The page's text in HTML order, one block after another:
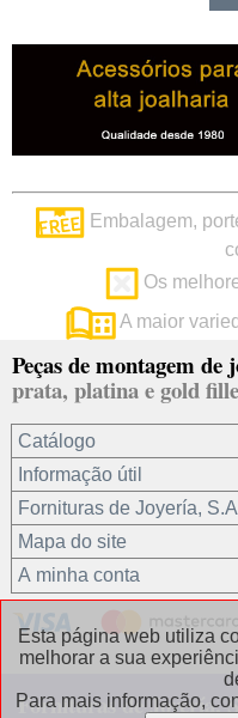
Embalagem,
Os
A maior
Peças de montagem de
prata, platina e gold
Catálogo
Ouro 18 kt
Ouro 9 kt
Platina 22.8 kt
Prata 925
Outros materiais
Informação útil
Fornituras de Joyería,
Quem somos?
condições de venda
Política de cookies
Contacto / Onde estamos
Mapa do site
A minha conta
Recuperar password
Fornituras de Joyería,
Esta página web utiliza
melhorar a sua
Para mais informação,